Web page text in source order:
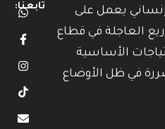
يعمل على
العاجلة في قطاع
الأساسية
في ظل الأوضاع
تابعنا: